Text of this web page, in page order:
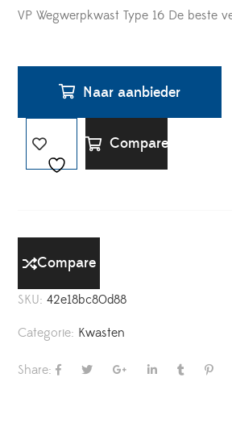
VP Wegwerpkwast Type 16 De beste
Naar aanbieder
Compare
Compare
SKU:42e18bc80d88
Categorie: Kwasten
Share: